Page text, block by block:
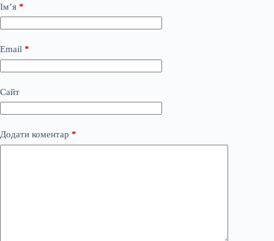
Ім’я *
Email *
Сайт
Додати коментар *